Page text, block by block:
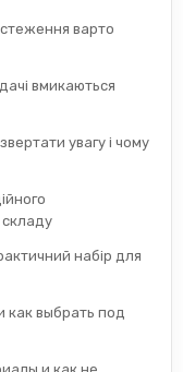
варто
вмикаються
увагу і чому
складу
набір для
как выбрать под